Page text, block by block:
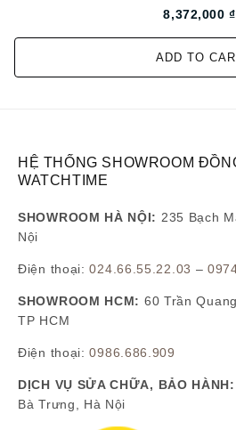
8,372,000 ₫
ADD TO
HỆ THỐNG SHOWROOM
WATCHTIME
SHOWROOM HÀ NỘI: 235 Bạch
Nội
Điện thoại:024.66.55.22.03 –
SHOWROOM HCM: 60 Trần
TP HCM
Điện thoại:0986.686.909
DỊCH VỤ SỬA CHỮA, BẢO HÀNH:
Bà Trưng, Hà Nội